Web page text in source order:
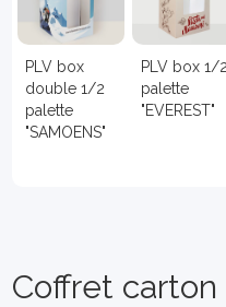
PLV box
double 1/2
palette
"SAMOENS"
PLV box 1/2
palette
"EVEREST"
Coffret carton